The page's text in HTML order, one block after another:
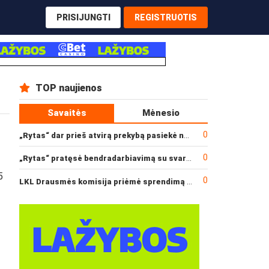
PRISIJUNGTI REGISTRUOTIS
TOP naujienos
Savaitės Mėnesio
0
„Rytas“ pratęsė bendradarbiavimą su svarbiu rėmėju 0
0